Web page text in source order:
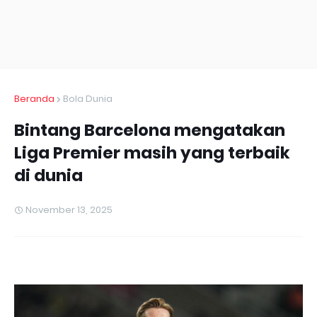
Beranda Bola Dunia
Bintang Barcelona mengatakan
Liga Premier masih yang terbaik
di dunia
November 13, 2025